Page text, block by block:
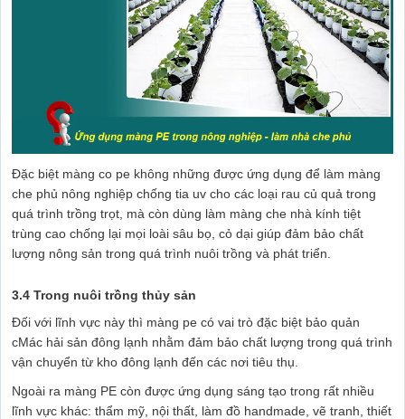
Đặc biệt màng co pe không những được ứng dụng để làm màng
che phủ nông nghiệp chống tia uv cho các loại rau củ quả trong
quá trình trồng trọt, mà còn dùng làm màng che nhà kính tiệt
trùng cao chống lại mọi loài sâu bọ, cỏ dại giúp đảm bảo chất
lượng nông sản trong quá trình nuôi trồng và phát triển.
3.4 Trong nuôi trồng thủy sản
Đối với lĩnh vực này thì màng pe có vai trò đặc biệt bảo quản
cMác hải sản đông lạnh nhằm đảm bảo chất lượng trong quá trình
vận chuyển từ kho đông lạnh đến các nơi tiêu thụ.
Ngoài ra màng PE còn được ứng dụng sáng tạo trong rất nhiều
lĩnh vực khác: thẩm mỹ, nội thất, làm đồ handmade, vẽ tranh, thiết